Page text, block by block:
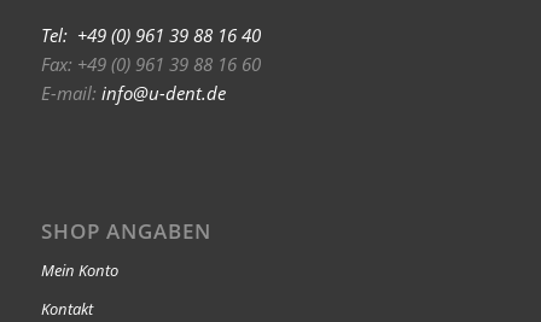
Tel: +49 (0) 961 39 88 16 40
Fax: +49 (0) 961 39 88 16 60
E-mail: info@u-dent.de
SHOP ANGABEN
Mein Konto
Kontakt